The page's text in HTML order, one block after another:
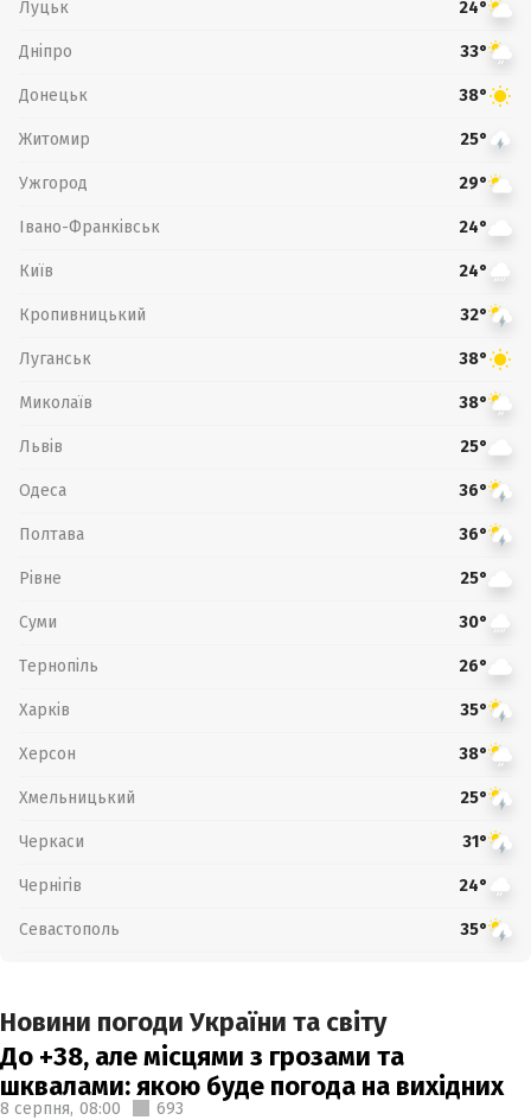
Луцьк 24°
Дніпро 33°
Донецьк 38°
Житомир 25°
Ужгород 29°
Івано-Франківськ 24°
Київ 24°
Кропивницький 32°
Луганськ 38°
Миколаїв 38°
Львів 25°
Одеса 36°
Полтава 36°
Рівне 25°
Суми 30°
Тернопіль 26°
Харків 35°
Херсон 38°
Хмельницький 25°
Черкаси 31°
Чернігів 24°
Севастополь 35°
Новини погоди України та світу
До +38, але місцями з грозами та
шквалами: якою буде погода на вихідних
8 серпня, 08:00 693